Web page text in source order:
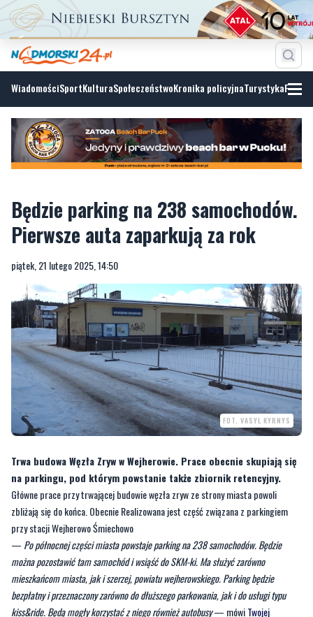
WiadomościSportKulturaSpołeczeństwoKronika policyjnaTurystyka
Będzie parking na 238 samochodów.
piątek, 21 lutego 2025, 14:50
FOT. VASYL KYRNYS
Trwa budowa Węzła Zryw w Wejherowie. Prace obecnie skupiają się
na parkingu, pod którym powstanie także zbiornik retencyjny.
zbliżają się do końca. Obecnie Realizowana jest część związana z parkingiem
przy stacji Wejherowo Śmiechowo
—Po północnej części miasta powstaje parking na 238 samochodów. Będzie
można pozostawić tam samochód i wsiąść do SKM-ki. Ma służyć zarówno
mieszkańcom miasta, jak i szerzej, powiatu wejherowskiego. Parking będzie
bezpłatny i przeznaczony zarówno do dłuższego parkowania, jak i do usługi typu
kiss&ride. Będą mogły korzystać z niego również autobusy— mówiTwojej
Telewizji MorskiejArkadiusz Kraszkiewicz, zastępca prezydenta Wejherowa
CZYTAJ TEŻ:Lodowisko na ferie? Sprawdź